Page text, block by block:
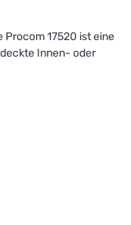
Procom 17520 ist eine
Innen- oder